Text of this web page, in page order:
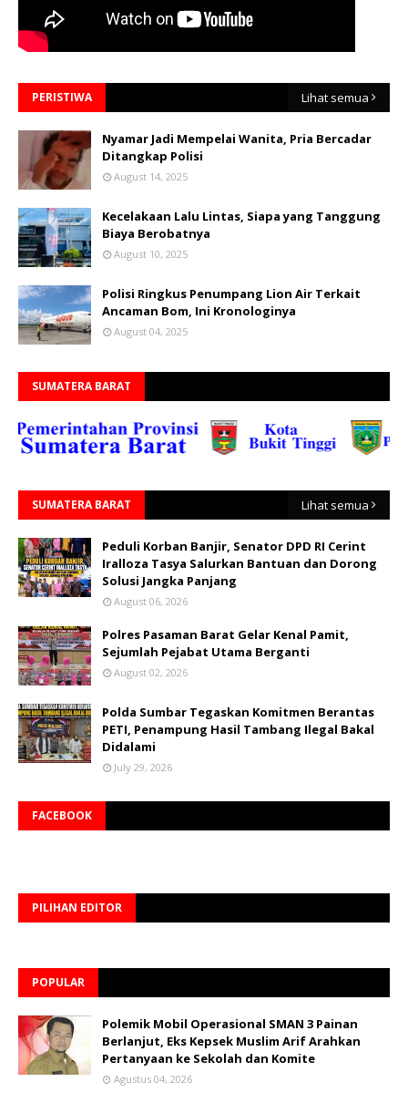
PERISTIWA Lihat semua
Nyamar Jadi Mempelai Wanita, Pria Bercadar
Ditangkap Polisi
August 14, 2025
Kecelakaan Lalu Lintas, Siapa yang Tanggung
Biaya Berobatnya
August 10, 2025
Polisi Ringkus Penumpang Lion Air Terkait
Ancaman Bom, Ini Kronologinya
August 04, 2025
SUMATERA BARAT
SUMATERA BARAT Lihat semua
Peduli Korban Banjir, Senator DPD RI Cerint
Iralloza Tasya Salurkan Bantuan dan Dorong
Solusi Jangka Panjang
August 06, 2026
Polres Pasaman Barat Gelar Kenal Pamit,
Sejumlah Pejabat Utama Berganti
August 02, 2026
Polda Sumbar Tegaskan Komitmen Berantas
PETI, Penampung Hasil Tambang Ilegal Bakal
Didalami
July 29, 2026
FACEBOOK
PILIHAN EDITOR
POPULAR
Polemik Mobil Operasional SMAN 3 Painan
Berlanjut, Eks Kepsek Muslim Arif Arahkan
Pertanyaan ke Sekolah dan Komite
Agustus 04, 2026